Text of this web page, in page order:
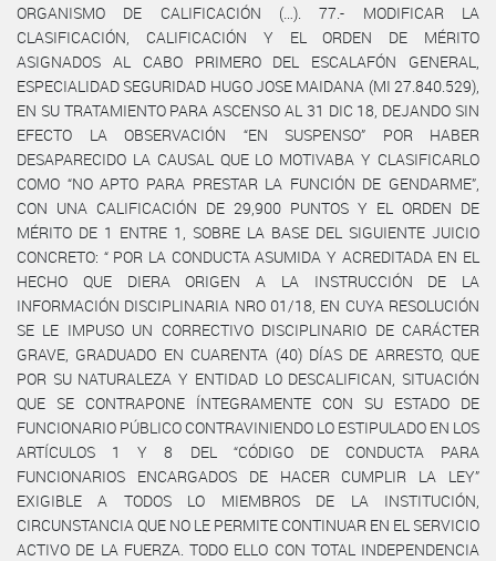
ORGANISMO DE CALIFICACIÓN (…). 77.- MODIFICAR LA
CLASIFICACIÓN, CALIFICACIÓN Y EL ORDEN DE MÉRITO
ASIGNADOS AL CABO PRIMERO DEL ESCALAFÓN GENERAL,
ESPECIALIDAD SEGURIDAD HUGO JOSE MAIDANA (MI 27.840.529),
EN SU TRATAMIENTO PARA ASCENSO AL 31 DIC 18, DEJANDO SIN
EFECTO LA OBSERVACIÓN “EN SUSPENSO” POR HABER
DESAPARECIDO LA CAUSAL QUE LO MOTIVABA Y CLASIFICARLO
COMO “NO APTO PARA PRESTAR LA FUNCIÓN DE GENDARME”,
CON UNA CALIFICACIÓN DE 29,900 PUNTOS Y EL ORDEN DE
MÉRITO DE 1 ENTRE 1, SOBRE LA BASE DEL SIGUIENTE JUICIO
CONCRETO: “ POR LA CONDUCTA ASUMIDA Y ACREDITADA EN EL
HECHO QUE DIERA ORIGEN A LA INSTRUCCIÓN DE LA
INFORMACIÓN DISCIPLINARIA NRO 01/18, EN CUYA RESOLUCIÓN
SE LE IMPUSO UN CORRECTIVO DISCIPLINARIO DE CARÁCTER
GRAVE, GRADUADO EN CUARENTA (40) DÍAS DE ARRESTO, QUE
POR SU NATURALEZA Y ENTIDAD LO DESCALIFICAN, SITUACIÓN
QUE SE CONTRAPONE ÍNTEGRAMENTE CON SU ESTADO DE
FUNCIONARIO PÚBLICO CONTRAVINIENDO LO ESTIPULADO EN LOS
ARTÍCULOS 1 Y 8 DEL “CÓDIGO DE CONDUCTA PARA
FUNCIONARIOS ENCARGADOS DE HACER CUMPLIR LA LEY”
EXIGIBLE A TODOS LO MIEMBROS DE LA INSTITUCIÓN,
CIRCUNSTANCIA QUE NO LE PERMITE CONTINUAR EN EL SERVICIO
ACTIVO DE LA FUERZA. TODO ELLO CON TOTAL INDEPENDENCIA